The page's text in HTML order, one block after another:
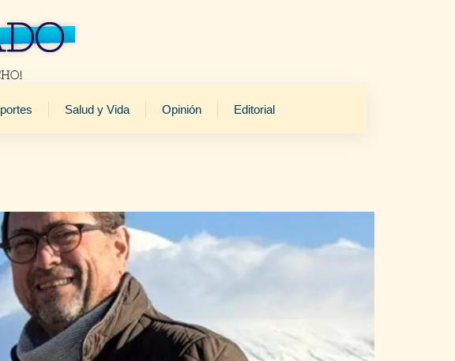
Salud y Vida Opinión Editorial